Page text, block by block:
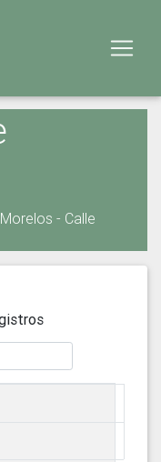
- Calle